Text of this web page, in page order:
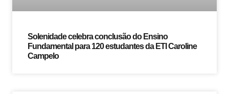
Solenidade celebra conclusão do Ensino
Fundamental para 120 estudantes da ETI Caroline
Campelo